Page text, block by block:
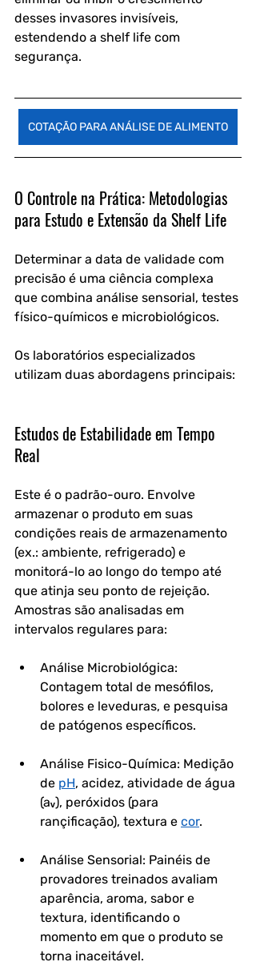
desses invasores invisíveis,
estendendo a shelf life com
segurança.
COTAÇÃO PARA ANÁLISE DE ALIMENTO
O Controle na Prática: Metodologias
para Estudo e Extensão da Shelf Life
Determinar a data de validade com
precisão é uma ciência complexa
que combina análise sensorial, testes
físico-químicos e microbiológicos.
Os laboratórios especializados
utilizam duas abordagens principais:
Estudos de Estabilidade em Tempo
Real
Este é o padrão-ouro. Envolve
armazenar o produto em suas
condições reais de armazenamento
(ex.: ambiente, refrigerado) e
monitorá-lo ao longo do tempo até
que atinja seu ponto de rejeição.
Amostras são analisadas em
intervalos regulares para:
Análise Microbiológica:
Contagem total de mesófilos,
bolores e leveduras, e pesquisa
de patógenos específicos.
Análise Fisico-Química: Medição
de pH, acidez, atividade de água
(aᵥ), peróxidos (para
rançificação), textura e cor.
Análise Sensorial: Painéis de
provadores treinados avaliam
aparência, aroma, sabor e
textura, identificando o
momento em que o produto se
torna inaceitável.